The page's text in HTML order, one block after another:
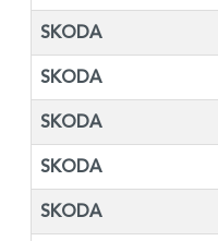
SKODA
SKODA
SKODA
SKODA
SKODA